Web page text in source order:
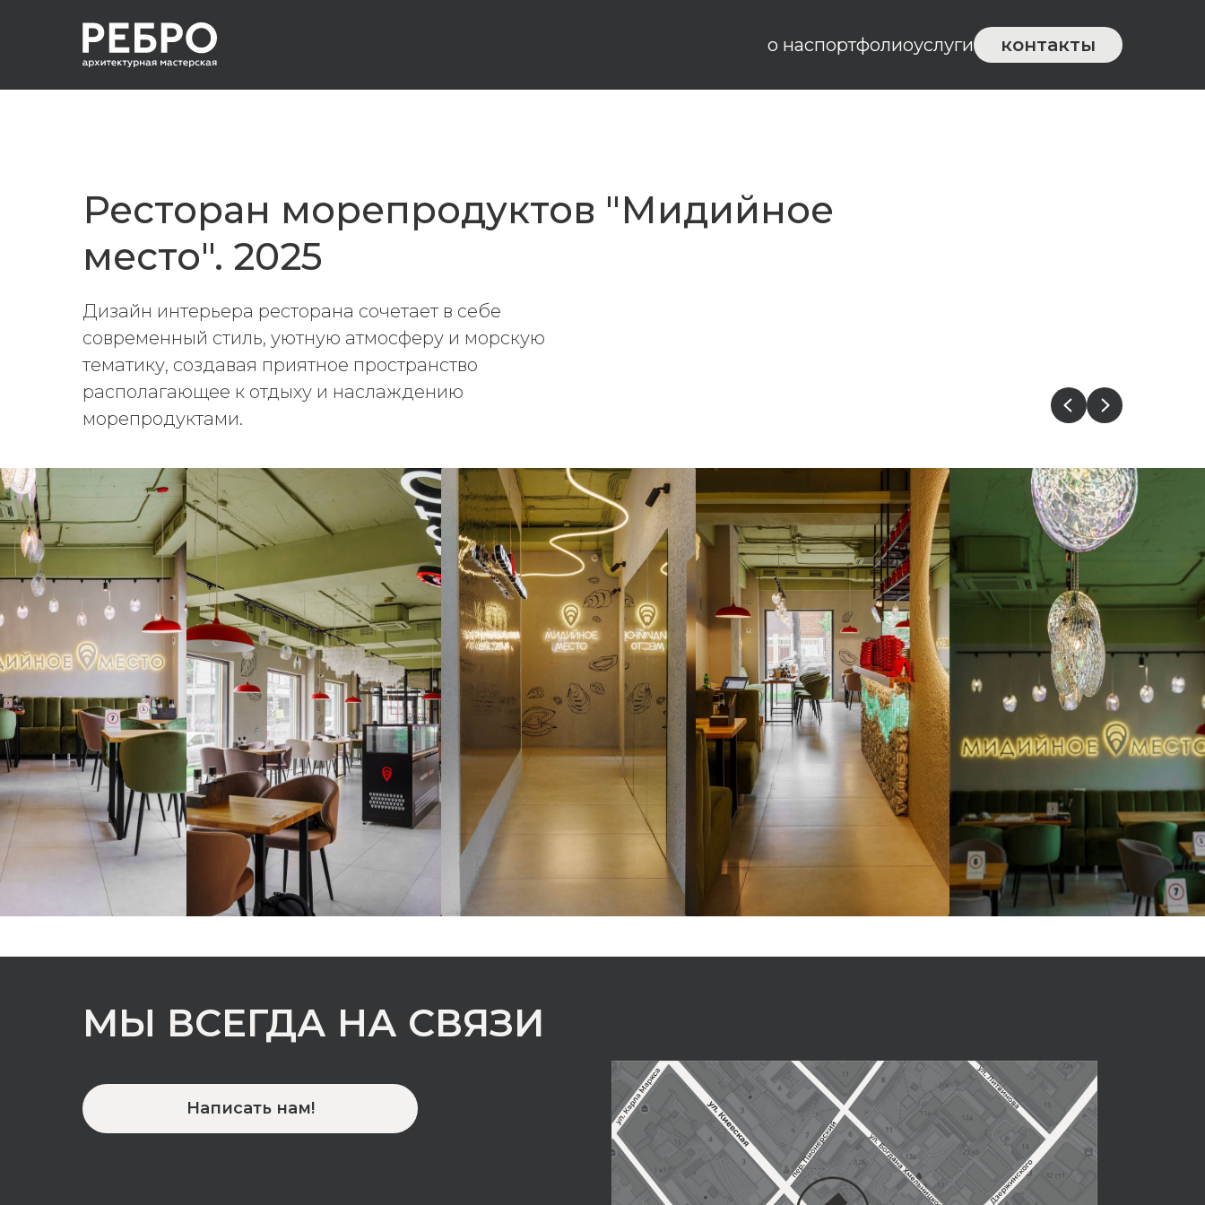
о наспортфолиоуслуги контакты
Ресторан морепродуктов "Мидийное
место". 2025
Дизайн интерьера ресторана сочетает в себе
современный стиль, уютную атмосферу и морскую
тематику, создавая приятное пространство
располагающее к отдыху и наслаждению
морепродуктами.
МЫ ВСЕГДА НА СВЯЗИ
Написать нам!